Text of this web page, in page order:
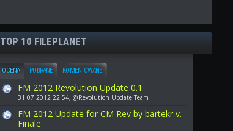
TOP 10 FILEPLANET
OCENA POBRANE KOMENTOWANE
FM 2012 Revolution Update 0.1
31.07.2012 22:54, @Revolution Update Team
FM 2012 Update for CM Rev by bartekr v.
Finale